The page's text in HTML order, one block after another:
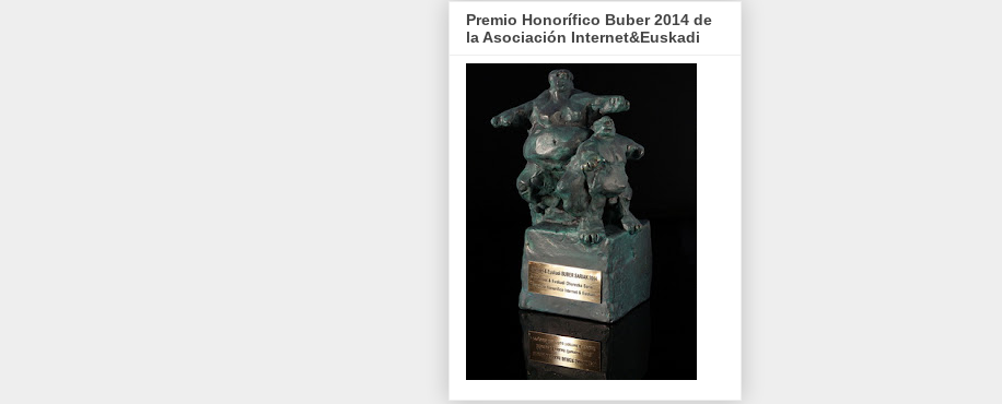
Premio Honorífico Buber 2014 de
la Asociación Internet&Euskadi